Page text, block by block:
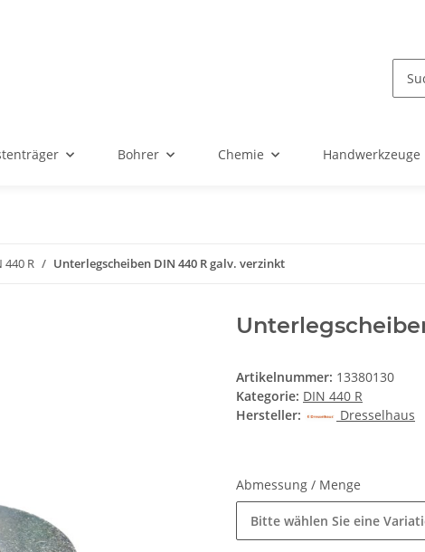
Bohrer Chemie Handwerkzeuge
440 R Unterlegscheiben DIN 440 R galv. verzinkt
Artikelnummer: 13380130
Kategorie: DIN 440 R
Hersteller:
Dresselhaus
Abmessung / Menge
Bitte wählen Sie eine